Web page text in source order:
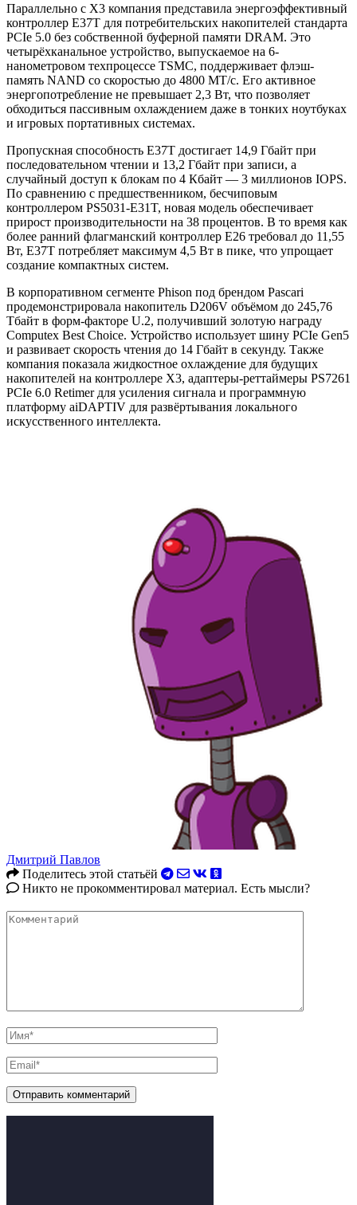
Параллельно с X3 компания представила энергоэффективный
контроллер E37T для потребительских накопителей стандарта
PCIe 5.0 без собственной буферной памяти DRAM. Это
четырёхканальное устройство, выпускаемое на 6-
нанометровом техпроцессе TSMC, поддерживает флэш-
память NAND со скоростью до 4800 МТ/с. Его активное
энергопотребление не превышает 2,3 Вт, что позволяет
обходиться пассивным охлаждением даже в тонких ноутбуках
и игровых портативных системах.
Пропускная способность E37T достигает 14,9 Гбайт при
последовательном чтении и 13,2 Гбайт при записи, а
случайный доступ к блокам по 4 Кбайт — 3 миллионов IOPS.
По сравнению с предшественником, бесчиповым
контроллером PS5031-E31T, новая модель обеспечивает
прирост производительности на 38 процентов. В то время как
более ранний флагманский контроллер E26 требовал до 11,55
Вт, E37T потребляет максимум 4,5 Вт в пике, что упрощает
создание компактных систем.
В корпоративном сегменте Phison под брендом Pascari
продемонстрировала накопитель D206V объёмом до 245,76
Тбайт в форм-факторе U.2, получивший золотую награду
Computex Best Choice. Устройство использует шину PCIe Gen5
и развивает скорость чтения до 14 Гбайт в секунду. Также
компания показала жидкостное охлаждение для будущих
накопителей на контроллере X3, адаптеры-реттаймеры PS7261
PCIe 6.0 Retimer для усиления сигнала и программную
платформу aiDAPTIV для развёртывания локального
искусственного интеллекта.
Дмитрий Павлов
Поделитесь этой статьёй
Никто не прокомментировал материал. Есть мысли?